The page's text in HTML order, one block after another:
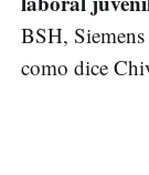
BSH,
como dice